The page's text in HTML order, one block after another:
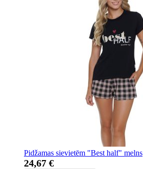
Pidžamas sievietēm "Best half" melns
24,67 €